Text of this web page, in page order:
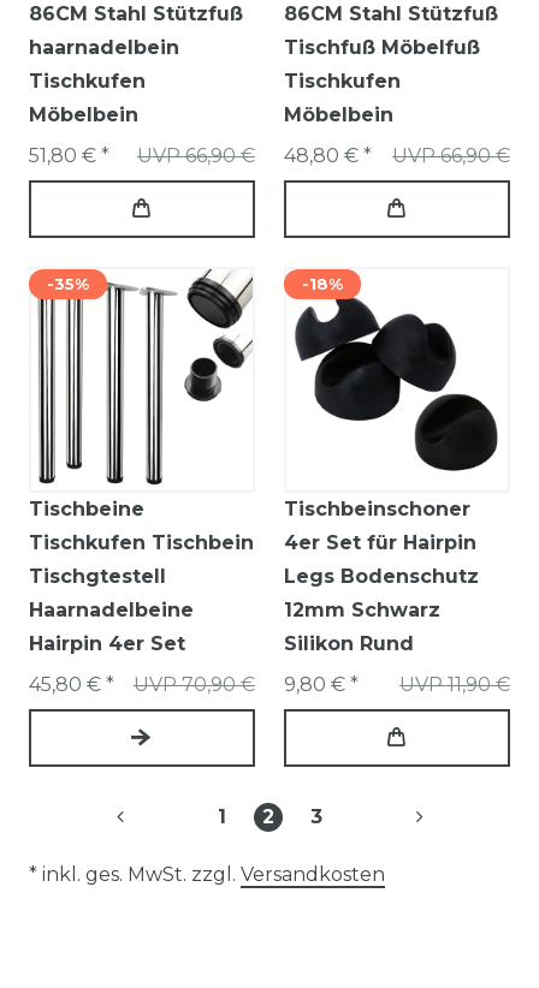
86CM Stahl Stützfuß
haarnadelbein
Tischkufen
Möbelbein
UVP 66,90 €
51,80 € *
86CM Stahl Stützfuß
Tischfuß Möbelfuß
Tischkufen
Möbelbein
UVP 66,90 €
48,80 € *
-35%
Tischbeine
Tischkufen Tischbein
Tischgtestell
Haarnadelbeine
Hairpin 4er Set
UVP 70,90 €
45,80 € *
-18%
Tischbeinschoner
4er Set für Hairpin
Legs Bodenschutz
12mm Schwarz
Silikon Rund
UVP 11,90 €
9,80 € *
1 2 3
* inkl. ges. MwSt. zzgl. Versandkosten